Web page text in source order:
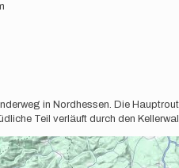
in Nordhessen. Die
Teil verläuft durch den